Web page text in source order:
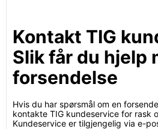
Kontakt TIG
Slik får du hjelp
forsendelse
Hvis du har spørsmål om en
kontakte TIG kundeservice for rask
Kundeservice er tilgjengelig via e-